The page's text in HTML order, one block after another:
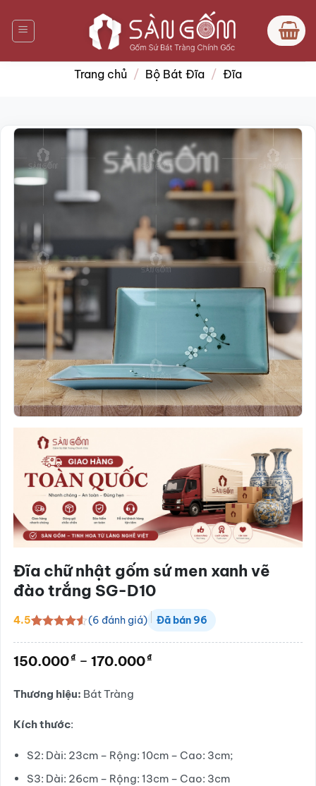
qua
nội
dung
Trang chủ / Bộ Bát Đĩa / Đĩa
Đĩa chữ nhật gốm sứ men xanh vẽ
đào trắng SG-D10
4.5
đánh giá
(6 đánh giá) Đã bán96
150.000₫ – 170.000₫Khoảng
Thương hiệu: Bát Tràng
Kích thước:
S2: Dài: 23cm – Rộng: 10cm – Cao: 3cm;
S3: Dài: 26cm – Rộng: 13cm – Cao: 3cm